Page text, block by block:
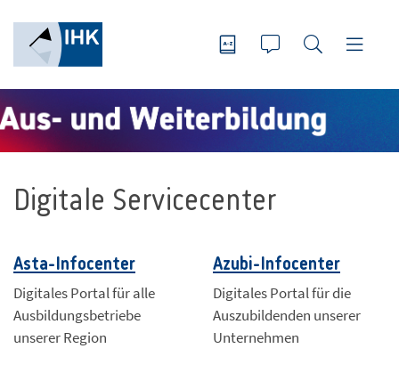
Digitale Servicecenter
Asta-Infocenter
Digitales Portal für alle
Ausbildungsbetriebe
unserer Region
Azubi-Infocenter
Digitales Portal für die
Auszubildenden unserer
Unternehmen